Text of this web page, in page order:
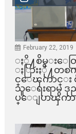
February 22, 2019
ႏို႔စိမ္းေတ
ႏြားႏို႔တစက္
င္ေၾကာင္း
သူေရးရာမွ ဒုည
ပ္ေျပာၾကာ